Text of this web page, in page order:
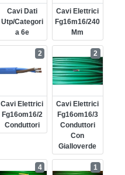
Cavi Dati
Utp/categori
A 6e
Cavi Elettrici
Fg16m16/240
Mm
Cavi Elettrici
Fg16om16/2
Conduttori
2
Cavi Elettrici
Fg16om16/3
Conduttori
Con
Gialloverde
2
4 1